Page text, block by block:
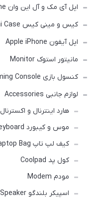
اپل آی مک و آل این وان Apple iMac and All in one
کیس و مینی کیس Mini Case
اپل آیفون Apple iPhone
مانیتور استوک Monitor
کنسول بازی Gaming Console
لوازم جانبی Accessories
هارد اینترنال و اکسترنال Internal and External HDD
موس و کیبورد Mouse and Keyboard
کیف لپ تاپ Laptop Bag
کول پد Coolpad
مودم Modem
اسپیکر بلندگو Speaker